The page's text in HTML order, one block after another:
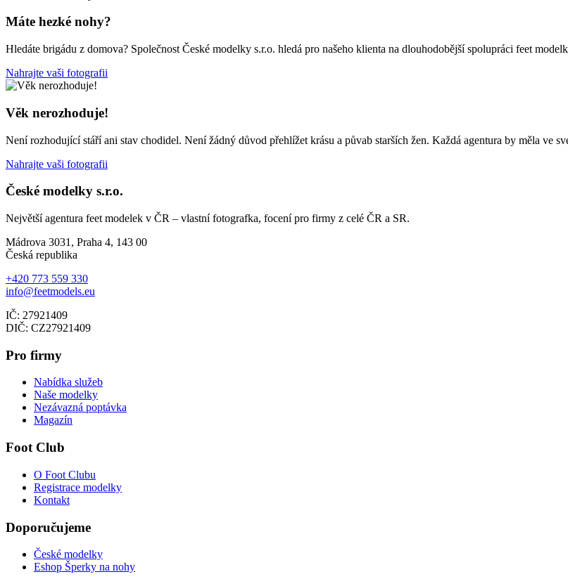
Máte hezké nohy?
Hledáte brigádu z domova? Společnost České modelky s.r.o. hledá pro našeho klienta na dlouhodobější spolupráci feet
Nahrajte vaši fotografii
Věk nerozhoduje!
Není rozhodující stáří ani stav chodidel. Není žádný důvod přehlížet krásu a půvab starších žen. Každá agentura by měla ve
Nahrajte vaši fotografii
České modelky s.r.o.
Největší agentura feet modelek v ČR – vlastní fotografka, focení pro firmy z celé ČR a SR.
Mádrova 3031, Praha 4, 143 00
Česká republika
+420 773 559 330
info@feetmodels.eu
IČ: 27921409
DIČ: CZ27921409
Pro firmy
Nabídka služeb
Naše modelky
Nezávazná poptávka
Magazín
Foot Club
O Foot Clubu
Registrace modelky
Kontakt
Doporučujeme
České modelky
Eshop Šperky na nohy